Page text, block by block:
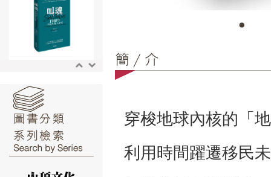
⑥
穿梭地球內核的「
利用時間躍遷移民